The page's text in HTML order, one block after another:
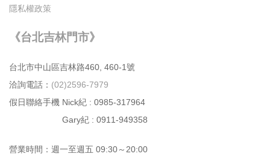
隱私權政策
《台北吉林門市》
台北市中⼭區吉林路460, 460-1號
洽詢電話： (02)2596-7979
假日聯絡手機 Nick紀 : 0985-317964
Gary紀 : 0911-949358
營業時間：週⼀⾄週五 09:30～20:00